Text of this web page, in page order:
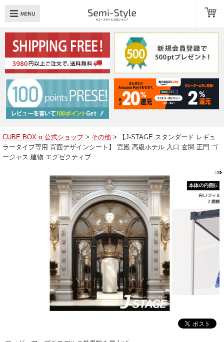
：透明扉 引き出し LED
へ戻る
品一覧
ューブボックスαレイアウト例
料・お支払いについて
イページ/会員登録
定商取引法に基づく表記
CUBE BOX α 公式ショップ> その他 > 【J-STAGE スタンダード レギュ
ラータイプ専用 背面デザインシート】 宮殿 高級ホテル 入口 玄関 正門 ゴ
ージャス 建物 エグゼクティブ